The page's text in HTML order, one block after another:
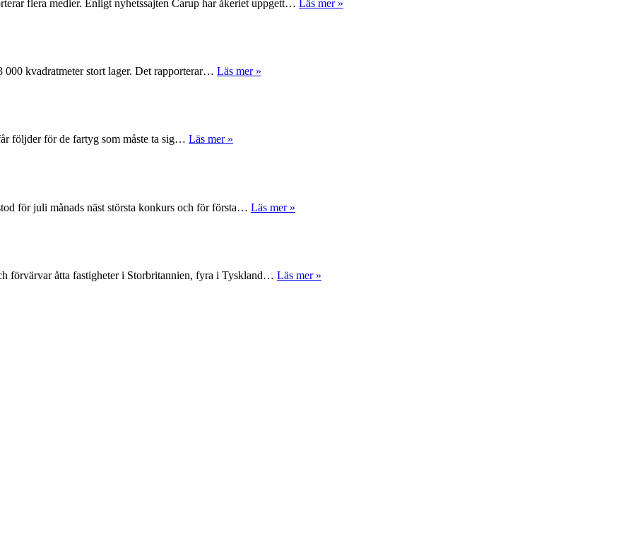
flera medier. Enligt nyhetssajten Carup har åkeriet uppgett… Läs mer »
000 kvadratmeter stort lager. Det rapporterar… Läs mer »
följder för de fartyg som måste ta sig… Läs mer »
för juli månads näst största konkurs och för första… Läs mer »
förvärvar åtta fastigheter i Storbritannien, fyra i Tyskland… Läs mer »